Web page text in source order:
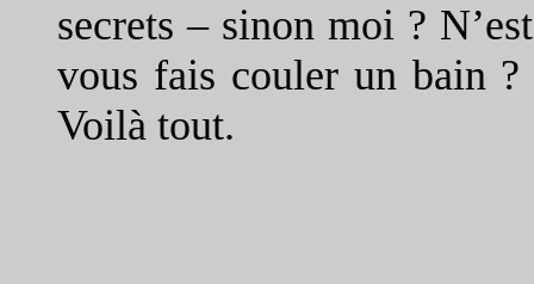
secrets – sinon moi ?
vous fais couler un bain
Voilà tout.